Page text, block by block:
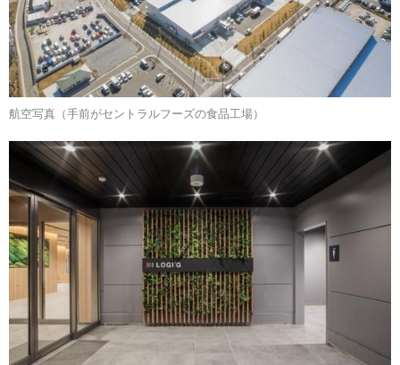
航空写真（手前がセントラルフーズの食品工場）